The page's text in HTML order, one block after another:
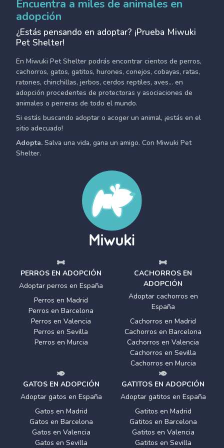
Encuentra a miles de animales en
adopción
¿Estás pensando en adoptar? ¡Prueba Miwuki
Pet Shelter!
En Miwuki Pet Shelter podrás encontrar cientos de perros,
cachorros, gatos, gatitos, hurones, conejos, cobayas, ratas,
ratones, chinchillas, jerbos, cerdos reptiles, aves... en
adopción procedentes de protectoras y asociaciones de
animales o perreras de todo el mundo.
Si estás buscando adoptar o acoger un animal, ¡estás en el
sitio adecuado!
Adopta. Salva una vida, gana un amigo. Con Miwuki Pet
Shelter.
PERROS EN ADOPCIÓN
Adoptar perros en España
Perros en Madrid
Perros en Barcelona
Perros en Valencia
Perros en Sevilla
Perros en Murcia
CACHORROS EN
ADOPCIÓN
Adoptar cachorros en
España
Cachorros en Madrid
Cachorros en Barcelona
Cachorros en Valencia
Cachorros en Sevilla
Cachorros en Murcia
GATOS EN ADOPCIÓN
Adoptar gatos en España
Gatos en Madrid
Gatos en Barcelona
Gatos en Valencia
Gatos en Sevilla
GATITOS EN ADOPCIÓN
Adoptar gatitos en España
Gatitos en Madrid
Gatitos en Barcelona
Gatitos en Valencia
Gatitos en Sevilla